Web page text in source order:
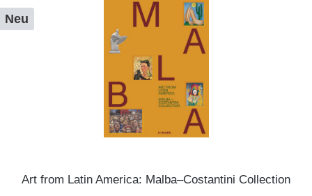
Neu
Art from Latin America: Malba–Costantini Collection